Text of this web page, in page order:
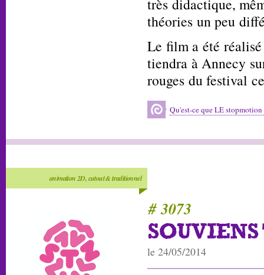
très didactique,
théories un peu
Le film a été
tiendra à Annecy
rouges du festival
Qu'est-ce que LE stopmotion
animation 2D, cutout & traditionnel
# 3073
le 24/05/2014